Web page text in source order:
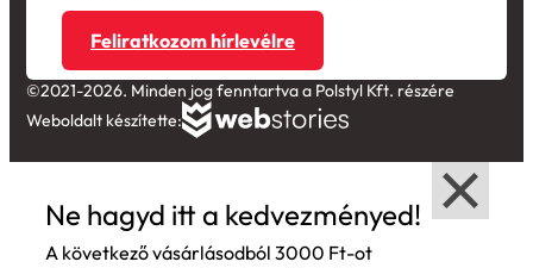
Feliratkozom hírlevélre
©2021-2026. Minden jog fenntartva a Polstyl Kft. részére
Weboldalt készítette:
Ne hagyd itt a kedvezményed!
A következő vásárlásodból 3000 Ft-ot